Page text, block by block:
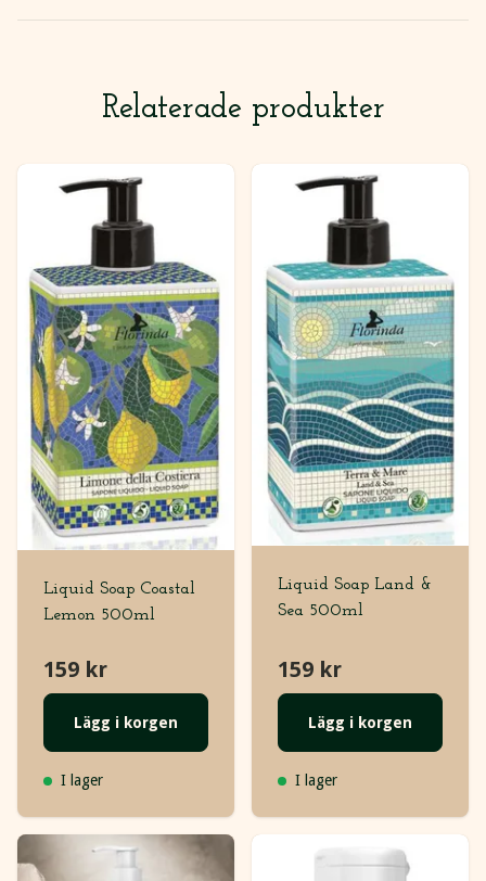
Relaterade produkter
Liquid Soap Coastal
Lemon 500ml
159 kr
Lägg i korgen
I lager
Liquid Soap Land &
Sea 500ml
159 kr
Lägg i korgen
I lager